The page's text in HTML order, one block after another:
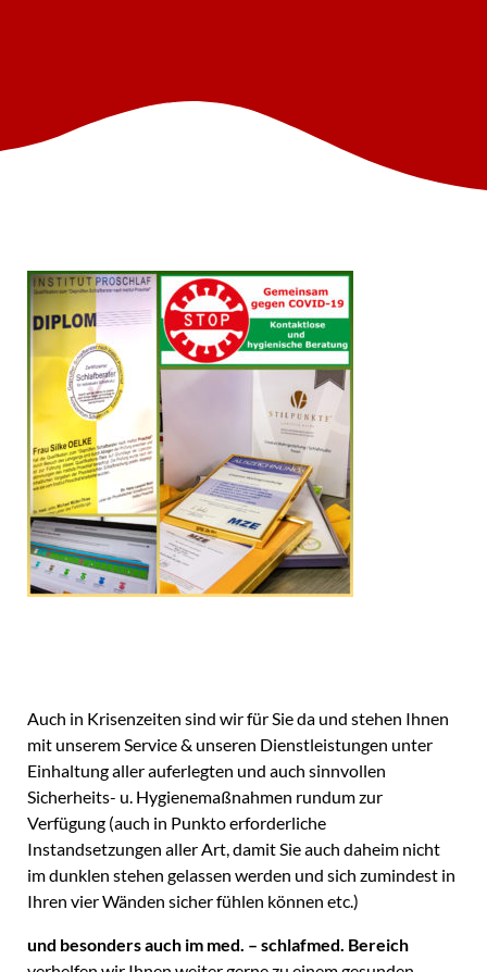
Auch in Krisenzeiten sind wir für Sie da und stehen Ihnen
mit unserem Service & unseren Dienstleistungen unter
Einhaltung aller auferlegten und auch sinnvollen
Sicherheits- u. Hygienemaßnahmen rundum zur
Verfügung (auch in Punkto erforderliche
Instandsetzungen aller Art, damit Sie auch daheim nicht
im dunklen stehen gelassen werden und sich zumindest in
Ihren vier Wänden sicher fühlen können etc.)
und besonders auch im med. – schlafmed. Bereich